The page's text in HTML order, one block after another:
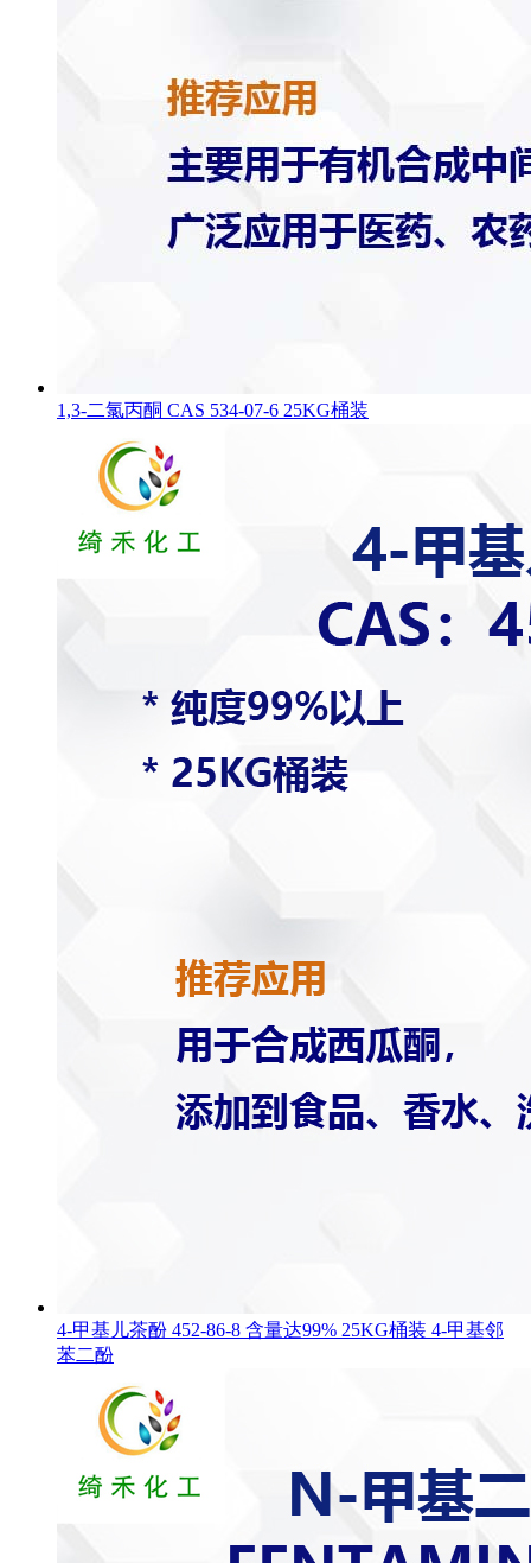
1,3-二氯丙酮 CAS 534-07-6 25KG桶装
4-甲基儿茶酚 452-86-8 含量达99% 25KG桶装 4-甲基邻
苯二酚